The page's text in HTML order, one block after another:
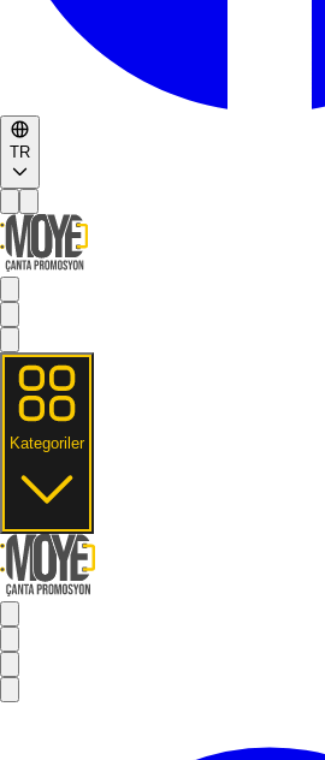
TR
Kategoriler